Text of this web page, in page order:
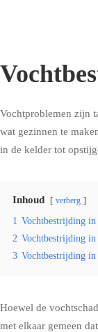
Vochtproblemen zijn
wat gezinnen te
in de kelder tot
Inhoud verberg
1 Vochtbestrijding
2 Vochtbestrijding
3 Vochtbestrijding
Hoewel de
met elkaar gemeen dat